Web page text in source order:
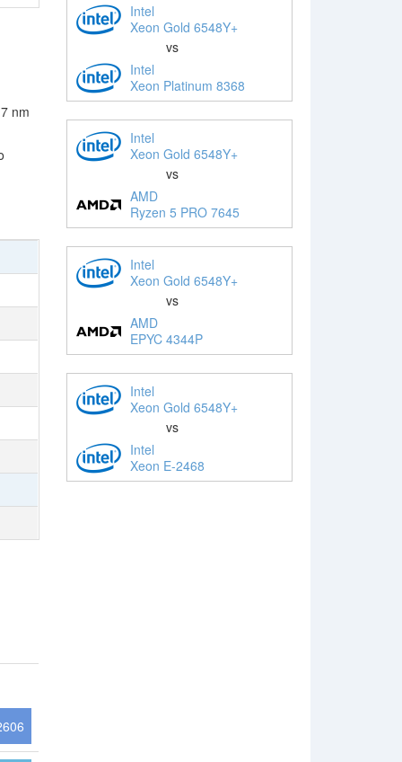
nm
Intel
Xeon Gold 6548Y+
vs
Intel
Xeon Platinum 8368
Intel
Xeon Gold 6548Y+
vs
AMD
Ryzen 5 PRO 7645
Intel
Xeon Gold 6548Y+
vs
AMD
EPYC 4344P
Intel
Xeon Gold 6548Y+
vs
Intel
Xeon E-2468